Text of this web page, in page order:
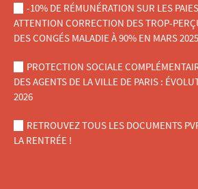
-10% DE RÉMUNÉRATION SUR LES
ATTENTION CORRECTION DES TROP-
DES CONGÉS MALADIE À 90% EN MARS
PROTECTION SOCIALE
DES AGENTS DE LA VILLE DE PARIS :
2026
RETROUVEZ TOUS LES DOCUMENTS
LA RENTRÉE !